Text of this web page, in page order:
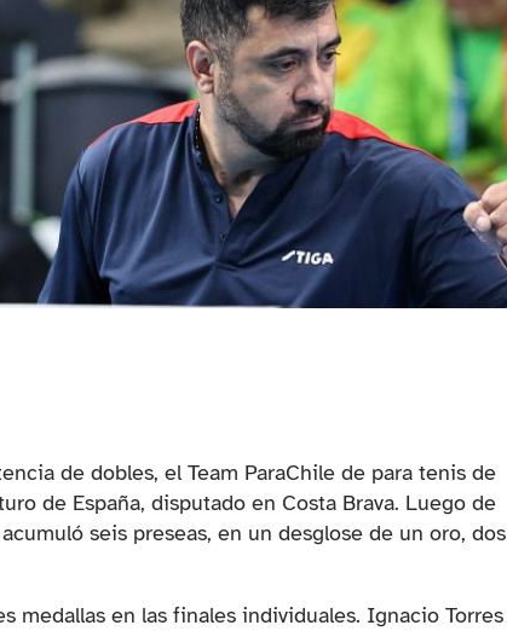
de dobles, el Team ParaChile de para tenis de
de España, disputado en Costa Brava. Luego de
seis preseas, en un desglose de un oro, dos
medallas en las finales individuales. Ignacio Torres